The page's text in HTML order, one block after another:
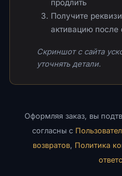
продлить
Получите
активацию после
Скриншот с сайта
уточнять детали.
Оформляя заказ, вы
согласны с
возвратов, Политика